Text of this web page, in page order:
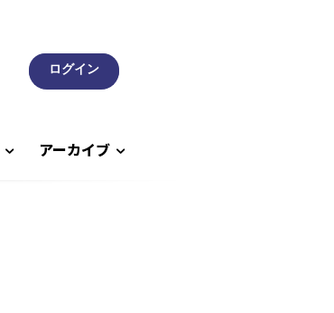
アーカイブ